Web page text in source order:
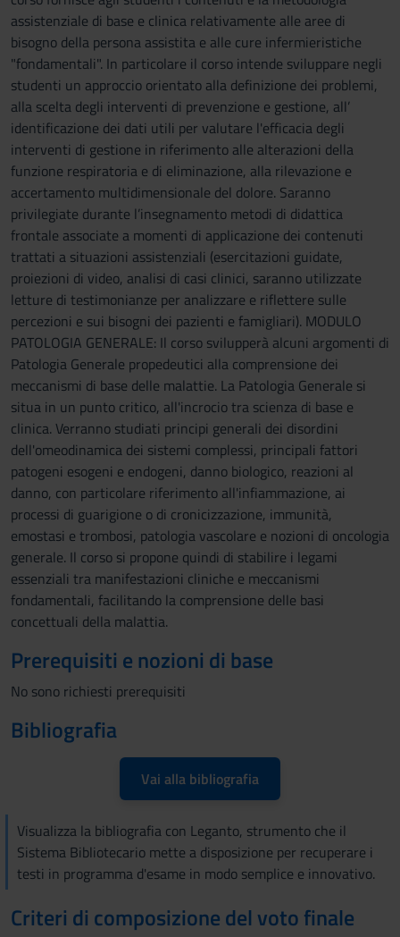
assistenziale di base e clinica relativamente alle aree di
bisogno della persona assistita e alle cure infermieristiche
"fondamentali". In particolare il corso intende sviluppare negli
studenti un approccio orientato alla definizione dei problemi,
alla scelta degli interventi di prevenzione e gestione, all’
identificazione dei dati utili per valutare l'efficacia degli
interventi di gestione in riferimento alle alterazioni della
funzione respiratoria e di eliminazione, alla rilevazione e
accertamento multidimensionale del dolore. Saranno
privilegiate durante l’insegnamento metodi di didattica
frontale associate a momenti di applicazione dei contenuti
trattati a situazioni assistenziali (esercitazioni guidate,
proiezioni di video, analisi di casi clinici, saranno utilizzate
letture di testimonianze per analizzare e riflettere sulle
percezioni e sui bisogni dei pazienti e famigliari). MODULO
PATOLOGIA GENERALE: Il corso svilupperà alcuni argomenti di
Patologia Generale propedeutici alla comprensione dei
meccanismi di base delle malattie. La Patologia Generale si
situa in un punto critico, all'incrocio tra scienza di base e
clinica. Verranno studiati principi generali dei disordini
dell'omeodinamica dei sistemi complessi, principali fattori
patogeni esogeni e endogeni, danno biologico, reazioni al
danno, con particolare riferimento all'infiammazione, ai
processi di guarigione o di cronicizzazione, immunità,
emostasi e trombosi, patologia vascolare e nozioni di oncologia
generale. Il corso si propone quindi di stabilire i legami
essenziali tra manifestazioni cliniche e meccanismi
fondamentali, facilitando la comprensione delle basi
concettuali della malattia.
Prerequisiti e nozioni di base
No sono richiesti prerequisiti
Bibliografia
Vai alla bibliografia
Visualizza la bibliografia con Leganto, strumento che il
Sistema Bibliotecario mette a disposizione per recuperare i
testi in programma d'esame in modo semplice e innovativo.
Criteri di composizione del voto finale